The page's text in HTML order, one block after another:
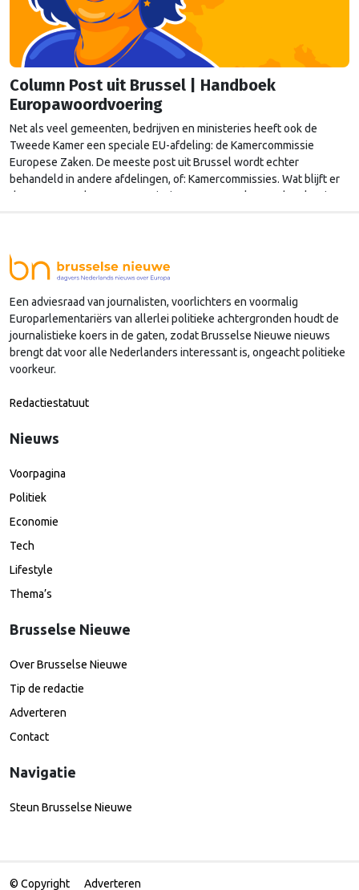
Column Post uit Brussel | Handboek
Europawoordvoering
Net als veel gemeenten, bedrijven en ministeries heeft ook de
Tweede Kamer een speciale EU-afdeling: de Kamercommissie
Europese Zaken. De meeste post uit Brussel wordt echter
behandeld in andere afdelingen, of: Kamercommissies. Wat blijft er
dan over voor de Kamercommissie Europese Zaken, en hoe kan je
Een adviesraad van journalisten, voorlichters en voormalig
Europarlementariërs van allerlei politieke achtergronden houdt de
journalistieke koers in de gaten, zodat Brusselse Nieuwe nieuws
brengt dat voor alle Nederlanders interessant is, ongeacht politieke
voorkeur.
Redactiestatuut
Nieuws
Voorpagina
Politiek
Economie
Tech
Lifestyle
Thema’s
Brusselse Nieuwe
Over Brusselse Nieuwe
Tip de redactie
Adverteren
Contact
Navigatie
Steun Brusselse Nieuwe
© Copyright Adverteren